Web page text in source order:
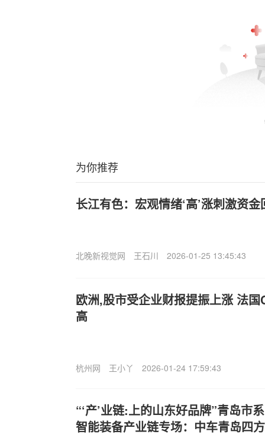
为你推荐
长江有色：宏观情绪‘高’涨刺激资
北晚新视觉网 王石川 2026-01-25 13:45:43
欧洲,股市受企业财报提振上涨 法
高
杭州网 王小丫 2026-01-24 17:59:43
“‘产’业链:上的山东好品牌”青岛市
智能装备产业链专场：中车青岛四